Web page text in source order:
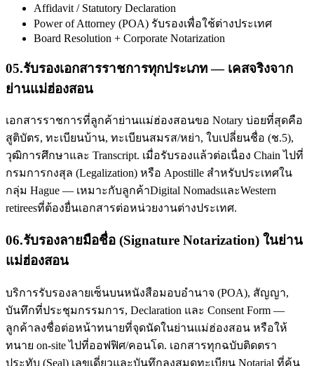
Affidavit / Statutory Declaration
Power of Attorney (POA) รับรองเพื่อใช้ต่างประเทศ
Board Resolution + Corporate Notarization
05.รับรองเอกสารราชการทุกประเภท — เคสจริงจาก
ย่านแม่ฮ่องสอน
เอกสารราชการที่ลูกค้าย่านแม่ฮ่องสอนขอ Notary บ่อยที่สุดคือ
สูติบัตร, ทะเบียนบ้าน, ทะเบียนสมรส/หย่า, ใบเปลี่ยนชื่อ (ช.5),
วุฒิการศึกษาและ Transcript. เมื่อรับรองแล้วต่อเนื่อง Chain ไปที่
กรมการกงสุล (Legalization) หรือ Apostille สำหรับประเทศใน
กลุ่ม Hague — เหมาะกับลูกค้าDigital NomadsและWestern
retireesที่ต้องยื่นเอกสารต่อหน่วยงานต่างประเทศ.
06.รับรองลายมือชื่อ (Signature Notarization) ในย่าน
แม่ฮ่องสอน
บริการรับรองลายเซ็นบนหนังสือมอบอำนาจ (POA), สัญญา,
บันทึกที่ประชุมกรรมการ, Declaration และ Consent Form —
ลูกค้าลงชื่อต่อหน้าทนายที่จุดนัดในย่านแม่ฮ่องสอน หรือให้
ทนาย on-site ไปที่ออฟฟิศ/คอนโด. เอกสารทุกฉบับติดตรา
ประทับ (Seal) เลขเดี่ยวและบันทึกลงสมุดทะเบียน Notarial ที่ค้น